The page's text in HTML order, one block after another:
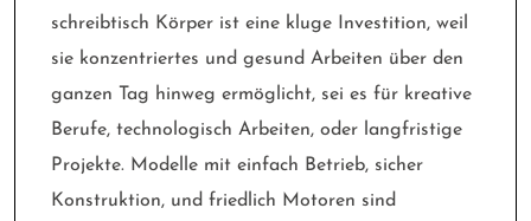
schreibtisch Körper ist eine kluge Investition, weil
sie konzentriertes und gesund Arbeiten über den
ganzen Tag hinweg ermöglicht, sei es für kreative
Berufe, technologisch Arbeiten, oder langfristige
Projekte. Modelle mit einfach Betrieb, sicher
Konstruktion, und friedlich Motoren sind